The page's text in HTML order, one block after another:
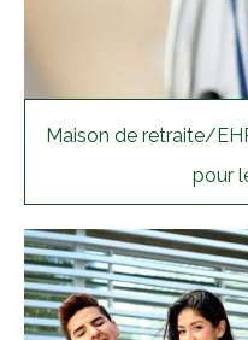
Maison de retraite/
pour